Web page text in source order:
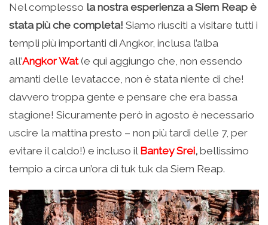
Nel complesso la nostra esperienza a Siem Reap è
stata più che completa! Siamo riusciti a visitare tutti i
templi più importanti di Angkor, inclusa l’alba
all’Angkor Wat(e qui aggiungo che, non essendo
amanti delle levatacce, non è stata niente di che!
davvero troppa gente e pensare che era bassa
stagione! Sicuramente però in agosto è necessario
uscire la mattina presto – non più tardi delle 7, per
evitare il caldo!) e incluso il Bantey Srei, bellissimo
tempio a circa un’ora di tuk tuk da Siem Reap.